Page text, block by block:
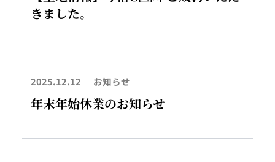
きました。
2025.12.12 お知らせ
年末年始休業のお知らせ